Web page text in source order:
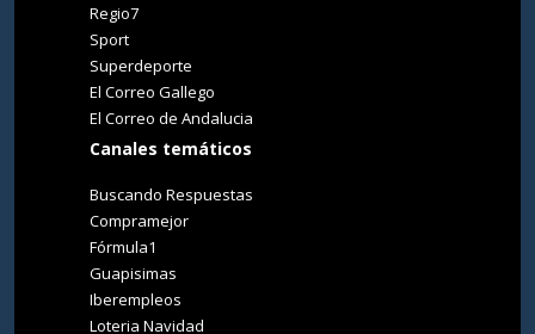
Regio7
Sport
Superdeporte
El Correo Gallego
El Correo de Andalucia
Canales temáticos
Buscando Respuestas
Compramejor
Fórmula1
Guapisimas
Iberempleos
Loteria Navidad